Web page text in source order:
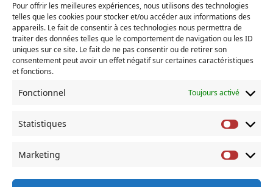
Pour offrir les meilleures expériences, nous utilisons des technologies
telles que les cookies pour stocker et/ou accéder aux informations des
appareils. Le fait de consentir à ces technologies nous permettra de
traiter des données telles que le comportement de navigation ou les ID
uniques sur ce site. Le fait de ne pas consentir ou de retirer son
consentement peut avoir un effet négatif sur certaines caractéristiques
et fonctions.
Fonctionnel Toujours activé
Statistiques
Marketing
Vertiges
Temps libre
Refuges
RECHERCHER
for: